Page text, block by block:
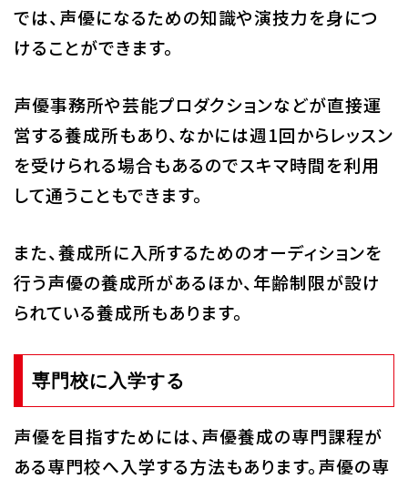
では、声優になるための知識や演技力を身につ
けることができます。
声優事務所や芸能プロダクションなどが直接運
営する養成所もあり、なかには週1回からレッスン
を受けられる場合もあるのでスキマ時間を利用
して通うこともできます。
また、養成所に入所するためのオーディションを
行う声優の養成所があるほか、年齢制限が設け
られている養成所もあります。
専門校に入学する
声優を目指すためには、声優養成の専門課程が
ある専門校へ入学する方法もあります。声優の専